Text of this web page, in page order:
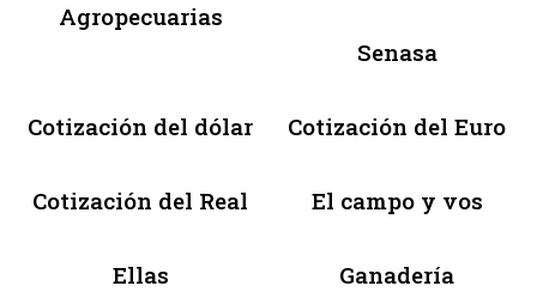
Agropecuarias
Senasa
Cotización del dólar Cotización del Euro
Cotización del Real El campo y vos
Ellas Ganadería